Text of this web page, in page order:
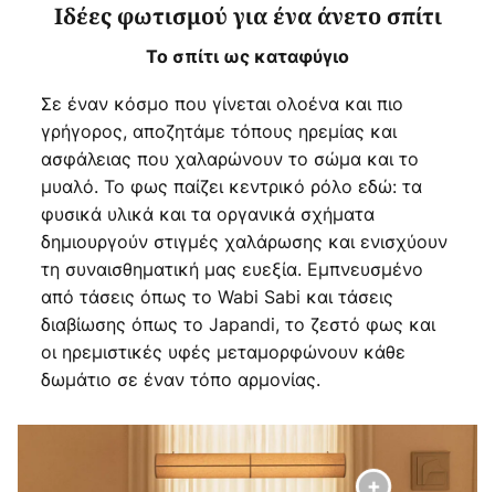
Ιδέες φωτισμού για ένα άνετο σπίτι
Το σπίτι ως καταφύγιο
Σε έναν κόσμο που γίνεται ολοένα και πιο
γρήγορος, αποζητάμε τόπους ηρεμίας και
ασφάλειας που χαλαρώνουν το σώμα και το
μυαλό. Το φως παίζει κεντρικό ρόλο εδώ: τα
φυσικά υλικά και τα οργανικά σχήματα
δημιουργούν στιγμές χαλάρωσης και ενισχύουν
τη συναισθηματική μας ευεξία. Εμπνευσμένο
από τάσεις όπως το Wabi Sabi και τάσεις
διαβίωσης όπως το Japandi, το ζεστό φως και
οι ηρεμιστικές υφές μεταμορφώνουν κάθε
δωμάτιο σε έναν τόπο αρμονίας.